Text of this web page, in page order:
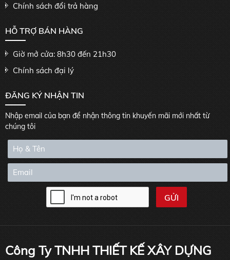
Chính sách đổi trả hàng
HỖ TRỢ BÁN HÀNG
Giờ mở cửa: 8h30 đến 21h30
Chính sách đại lý
ĐĂNG KÝ NHẬN TIN
Nhập email của bạn để nhận thông tin khuyến mãi mới nhất từ
chúng tôi
Công Ty TNHH THIẾT KẾ XÂY DỰNG